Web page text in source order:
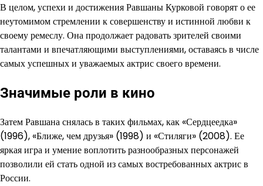
В целом, успехи и достижения Равшаны Курковой говорят о ее
неутомимом стремлении к совершенству и истинной любви к
своему ремеслу. Она продолжает радовать зрителей своими
талантами и впечатляющими выступлениями, оставаясь в числе
самых успешных и уважаемых актрис своего времени.
Значимые роли в кино
Затем Равшана снялась в таких фильмах, как «Сердцеедка»
(1996), «Ближе, чем друзья» (1998) и «Стиляги» (2008). Ее
яркая игра и умение воплотить разнообразных персонажей
позволили ей стать одной из самых востребованных актрис в
России.